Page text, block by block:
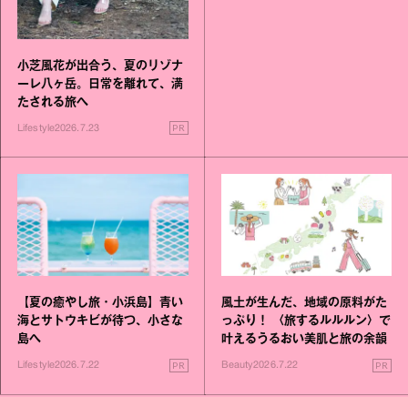
小芝風花が出合う、夏のリゾナ
ーレ八ヶ岳。日常を離れて、満
たされる旅へ
Lifestyle2026.7.23 PR
【夏の癒やし旅・小浜島】青い
海とサトウキビが待つ、小さな
島へ
Lifestyle2026.7.22 PR
風土が生んだ、地域の原料がた
っぷり！ 〈旅するルルルン〉で
叶えるうるおい美肌と旅の余韻
Beauty2026.7.22 PR